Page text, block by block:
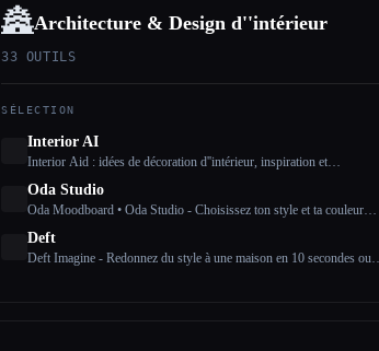
🏯Architecture & Design d''intérieur
33 OUTILS
SÉLECTION
Interior AI
Interior Aid : idées de décoration d''intérieur, inspiration et
Oda Studio
Oda Moodboard • Oda Studio - Choisissez ton style et ta couleur
Deft
Deft Imagine - Redonnez du style à une maison en 10 secondes ou